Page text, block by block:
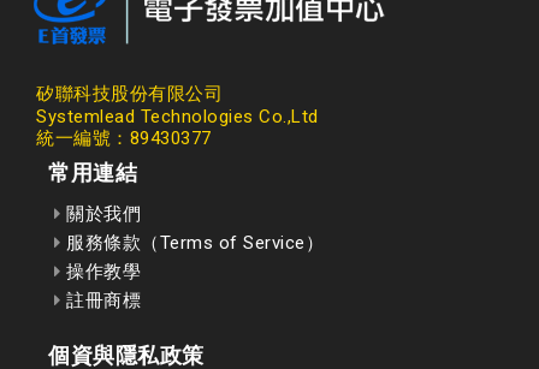
矽聯科技股份有限公司
Systemlead Technologies Co.,Ltd
統一編號：89430377
常用連結
關於我們
服務條款（Terms of Service）
操作教學
註冊商標
個資與隱私政策